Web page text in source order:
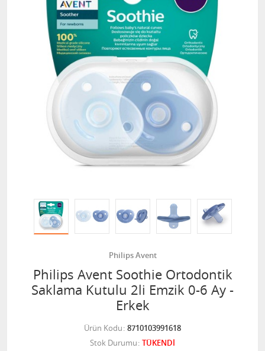
Philips Avent
Philips Avent Soothie Ortodontik
Saklama Kutulu 2li Emzik 0-6 Ay -
Erkek
Ürün Kodu 8710103991618
Stok Durumu TÜKENDİ